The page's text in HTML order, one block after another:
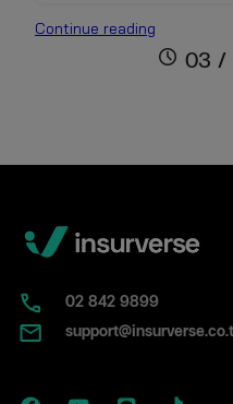
Continue reading
พ.ร.บ.
แบบ
วิธี
กับ
ภาษี
schedule 03 /
02​ 842 9899